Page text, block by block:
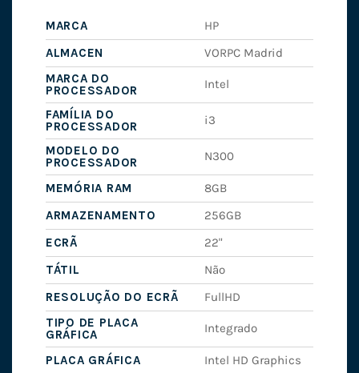
MARCA
HP
ALMACEN
VORPC Madrid
MARCA DO
PROCESSADOR
Intel
FAMÍLIA DO
PROCESSADOR
i3
MODELO DO
PROCESSADOR
N300
MEMÓRIA RAM
8GB
ARMAZENAMENTO
256GB
ECRÃ
22"
TÁTIL
Não
RESOLUÇÃO DO ECRÃ
FullHD
TIPO DE PLACA
GRÁFICA
Integrado
PLACA GRÁFICA Intel HD Graphics